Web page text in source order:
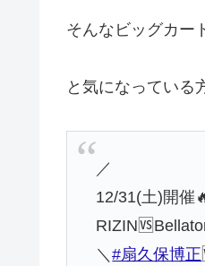
そんなビッグカー
と気になっている
／
12/31(土)開催
＼#扇久保博正